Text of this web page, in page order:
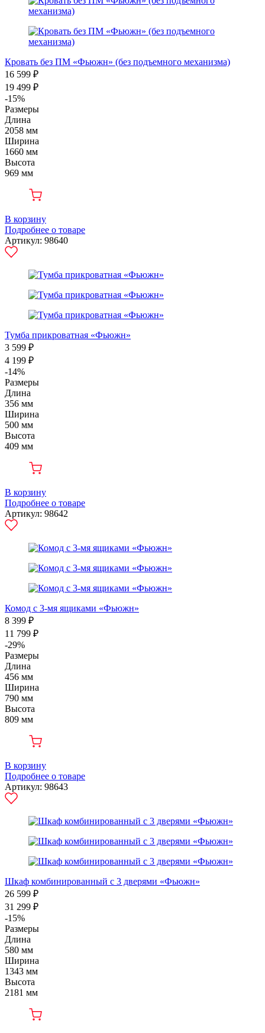
Кровать без ПМ «Фьюжн» (без подъемного механизма)
16 599 ₽
19 499 ₽
-15%
Размеры
Длина
2058 мм
Ширина
1660 мм
Высота
969 мм
В корзину
Подробнее о товаре
Артикул: 98640
Тумба прикроватная «Фьюжн»
3 599 ₽
4 199 ₽
-14%
Размеры
Длина
356 мм
Ширина
500 мм
Высота
409 мм
В корзину
Подробнее о товаре
Артикул: 98642
Комод с 3-мя ящиками «Фьюжн»
8 399 ₽
11 799 ₽
-29%
Размеры
Длина
456 мм
Ширина
790 мм
Высота
809 мм
В корзину
Подробнее о товаре
Артикул: 98643
Шкаф комбинированный с 3 дверями «Фьюжн»
26 599 ₽
31 299 ₽
-15%
Размеры
Длина
580 мм
Ширина
1343 мм
Высота
2181 мм